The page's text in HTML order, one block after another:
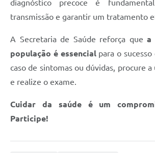
Diário Oficial
diagnóstico precoce é
transmissão e garantir um tratamento
A Secretaria de Saúde reforça que a
população é essencialpara o sucesso
caso de sintomas ou dúvidas, procure a
e realize o exame.
Cuidar da saúde é um
Participe!